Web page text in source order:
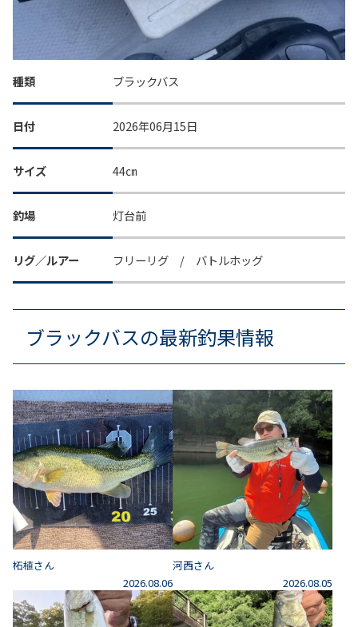
種類 ブラックバス
日付 2026年06月15日
サイズ 44㎝
釣場 灯台前
リグ／ルアー フリーリグ / バトルホッグ
ブラックバスの最新釣果情報
柘植さん
2026.08.06
河西さん
2026.08.05